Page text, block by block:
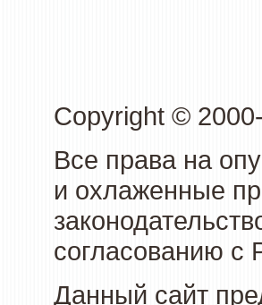
Copyright ©
Все права на
и охлаженные
согласованию с
Данный сайт